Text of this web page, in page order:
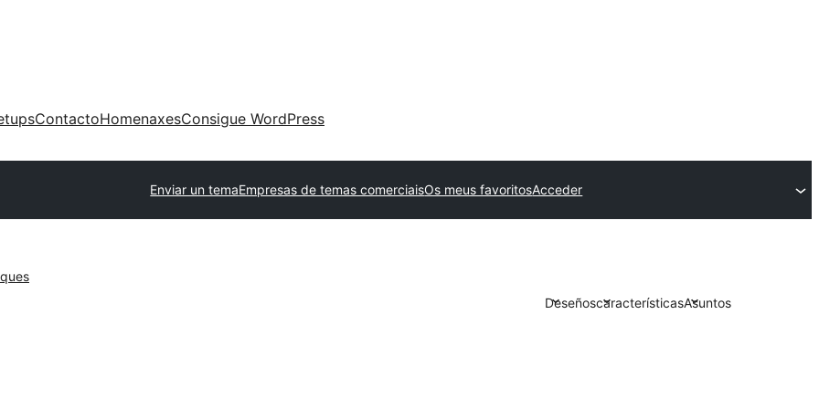
ContactoHomenaxesConsigue WordPress
Enviar un temaEmpresas de temas comerciaisOs meus favoritosAcceder
DeseñoscaracterísticasAsuntos